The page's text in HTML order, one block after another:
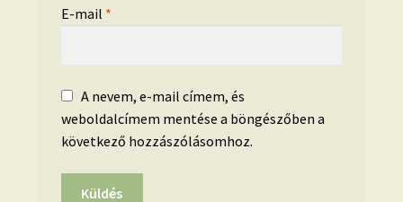
E-mail *
A nevem, e-mail címem, és
weboldalcímem mentése a böngészőben a
következő hozzászólásomhoz.